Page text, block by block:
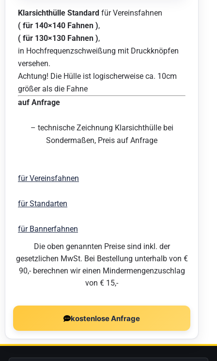
Klarsichthülle Standard für Vereinsfahnen
( für 140×140 Fahnen ),
( für 130×130 Fahnen ),
in Hochfrequenzschweißung mit Druckknöpfen
versehen.
Achtung! Die Hülle ist logischerweise ca. 10cm
größer als die Fahne
auf Anfrage
– technische Zeichnung Klarsichthülle bei
Sondermaßen, Preis auf Anfrage
für Vereinsfahnen
für Standarten
für Bannerfahnen
Die oben genannten Preise sind inkl. der
gesetzlichen MwSt. Bei Bestellung unterhalb von €
90,- berechnen wir einen Mindermengenzuschlag
von € 15,-
kostenlose Anfrage